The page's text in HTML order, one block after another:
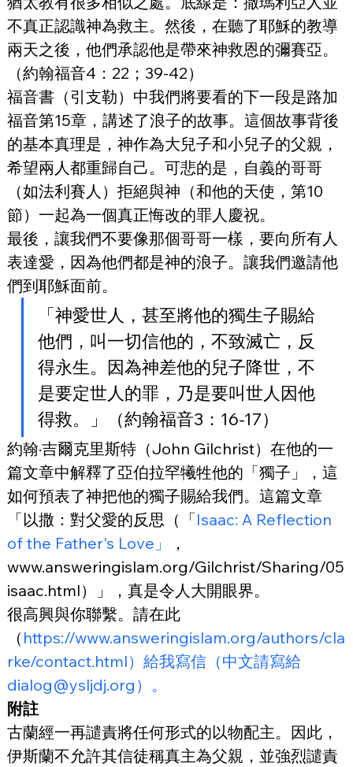
不真正認識神為救主。然後，在聽了耶穌的教導
兩天之後，他們承認他是帶來神救恩的彌賽亞。
（約翰福音4：22；39-42）
福音書（引支勒）中我們將要看的下一段是路加
福音第15章，講述了浪子的故事。這個故事背後
的基本真理是，神作為大兒子和小兒子的父親，
希望兩人都重歸自己。可悲的是，自義的哥哥
（如法利賽人）拒絕與神（和他的天使，第10
節）一起為一個真正悔改的罪人慶祝。
最後，讓我們不要像那個哥哥一樣，要向所有人
表達愛，因為他們都是神的浪子。讓我們邀請他
們到耶穌面前。
「神愛世人，甚至將他的獨生子賜給
他們，叫一切信他的，不致滅亡，反
得永生。因為神差他的兒子降世，不
是要定世人的罪，乃是要叫世人因他
得救。」（約翰福音3：16-17）
約翰·吉爾克里斯特（John Gilchrist）在他的一
篇文章中解釋了亞伯拉罕犧牲他的「獨子」，這
如何預表了神把他的獨子賜給我們。這篇文章
「以撒：對父愛的反思（「Isaac: A Reflection
of the Father's Love」
，
www.answeringislam.org/Gilchrist/Sharing/05
isaac.html）」，真是令人大開眼界。
很高興與你聯繫。請在此
（ https://www.answeringislam.org/authors/cla
rke/contact.html）給我寫信（中文請寫給
dialog@ysljdj.org）。
附註
古蘭經一再譴責將任何形式的以物配主。因此，
伊斯蘭不允許其信徒稱真主為父親，並強烈譴責